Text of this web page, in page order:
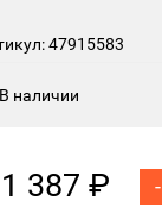
47915583
В наличии
1 387 ₽ -